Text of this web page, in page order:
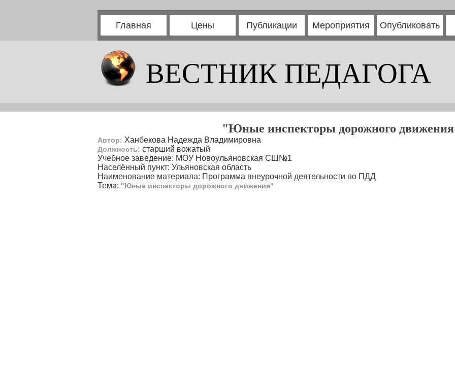
Главная Цены Публикации Мероприятия Опубликовать
ВЕСТНИК ПЕДАГОГА
"Юные инспекторы дорожного
Автор: Ханбекова Надежда Владимировна
Должность: старший вожатый
Учебное заведение: МОУ Новоульяновская СШ№1
Населённый пункт: Ульяновская область
Наименование материала: Программа внеурочной деятельности по ПДД
Тема: "Юные инспекторы дорожного движения"